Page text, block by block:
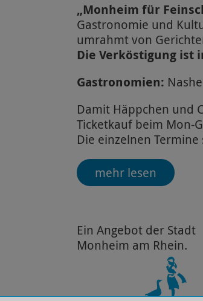
„Monheim für
Gastronomie und
umrahmt von
Die Verköstigung ist
Gastronomien:
Damit Häppchen und
Ticketkauf beim Mon-
Die einzelnen
mehr lesen
Ein Angebot der Stadt
Monheim am Rhein.